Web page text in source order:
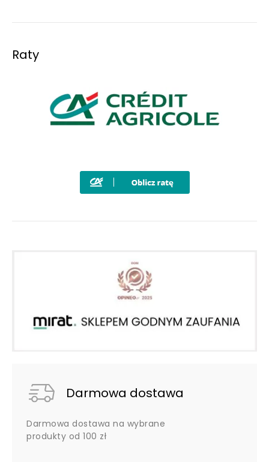
Raty
Darmowa dostawa
Darmowa dostawa na wybrane
produkty od 100 zł